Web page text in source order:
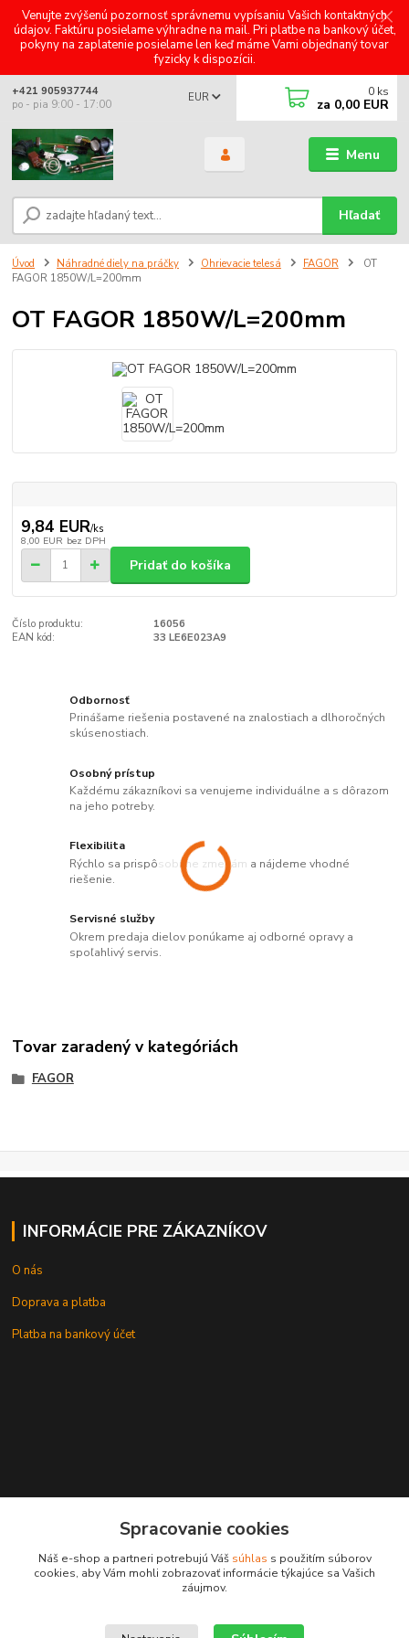
Venujte zvýšenú pozornosť správnemu vypísaniu Vašich kontaktných
údajov. Faktúru posielame výhradne na mail. Pri platbe na bankový účet,
pokyny na zaplatenie posielame len keď máme Vami objednaný tovar
fyzicky k dispozícii.
Menu
EUR
Hľadať
+421 905937744
po - pia 9:00 - 17:00
0 ks
za 0,00 EUR
Úvod Náhradné diely na práčky Ohrievacie telesá FAGOR
OT
FAGOR 1850W/L=200mm
OT FAGOR 1850W/L=200mm
9,84 EUR/ks
8,00 EUR bez DPH
Pridať do košíka
Číslo produktu:
16056
EAN kód:
33 LE6E023A9
Odbornosť
Prinášame riešenia postavené na znalostiach a dlhoročných
skúsenostiach.
Osobný prístup
Každému zákazníkovi sa venujeme individuálne a s dôrazom
na jeho potreby.
Flexibilita
Rýchlo sa prispôsobíme zmenám a nájdeme vhodné
riešenie.
Servisné služby
Okrem predaja dielov ponúkame aj odborné opravy a
spoľahlivý servis.
Tovar zaradený v kategóriách
FAGOR
INFORMÁCIE PRE ZÁKAZNÍKOV
O nás
Doprava a platba
Platba na bankový účet
leksunsro@gmail.com
Spracovanie cookies
Náš e-shop a partneri potrebujú Váš súhlas s použitím súborov
cookies, aby Vám mohli zobrazovať informácie týkajúce sa Vašich
záujmov.